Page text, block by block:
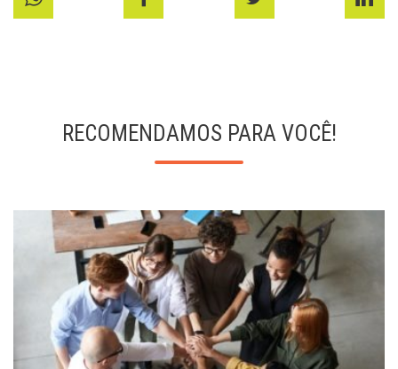
RECOMENDAMOS PARA VOCÊ!